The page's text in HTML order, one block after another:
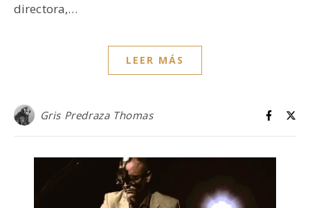
directora,…
LEER MÁS
Gris Predraza Thomas